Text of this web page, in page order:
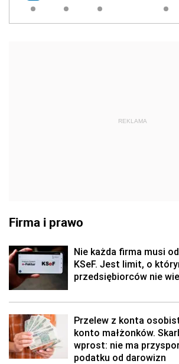
REKLAMA
Firma i prawo
Nie każda firma musi
KSeF. Jest limit, o
przedsiębiorców nie wie
Przelew z konta
konto małżonków.
wprost: nie ma
podatku od darowizn